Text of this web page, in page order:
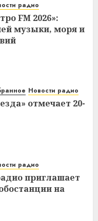
радио
FM 2026»:
музыки, моря и
Новости радио
отмечает 20-
радио
приглашает
на